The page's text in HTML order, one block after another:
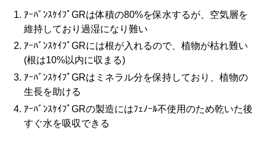
ｱｰﾊﾞﾝｽｹｲﾌﾟGRは体積の80%を保水するが、空気層を
維持しており過湿になり難い
ｱｰﾊﾞﾝｽｹｲﾌﾟGRには根が入れるので、植物が枯れ難い
(根は10%以内に収まる)
ｱｰﾊﾞﾝｽｹｲﾌﾟGRはミネラル分を保持しており、植物の
生長を助ける
ｱｰﾊﾞﾝｽｹｲﾌﾟGRの製造にはﾌｪﾉｰﾙ不使用のため乾いた後
すぐ水を吸収できる